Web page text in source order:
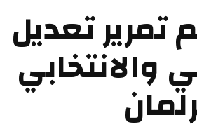
تمرير تعديل
والانتخابي